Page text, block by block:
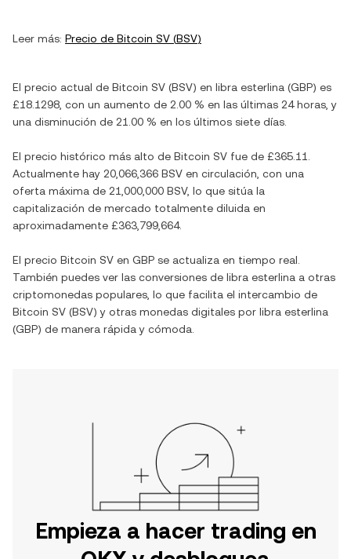
Leer más: Precio de Bitcoin SV (BSV)
El precio actual de Bitcoin SV (BSV) en libra esterlina (GBP) es
£18.1298 , con un aumento de 2.00 % en las últimas 24 horas, y
una disminución de 21.00 % en los últimos siete días.
El precio histórico más alto de Bitcoin SV fue de £365.11
Actualmente hay 20,066,366 BSV en circulación, con una
oferta máxima de 21,000,000 BSV, lo que sitúa la
capitalización de mercado totalmente diluida en
aproximadamente £363,799,664.
El precio Bitcoin SV en GBP se actualiza en tiempo real.
También puedes ver las conversiones de libra esterlina a otras
criptomonedas populares, lo que facilita el intercambio de
Bitcoin SV (BSV) y otras monedas digitales por libra esterlina
(GBP) de manera rápida y cómoda.
Empieza a hacer trading en